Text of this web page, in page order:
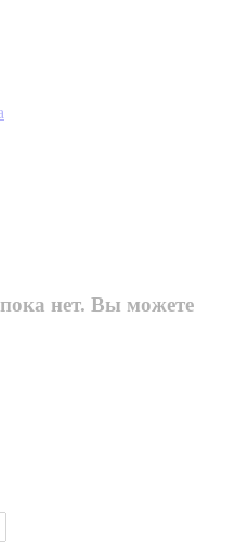
нет. Вы можете